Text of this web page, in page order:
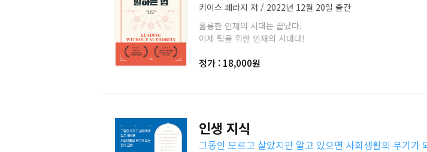
키이스 페라지 저 / 2022년 12월 20일 출간
훌륭한 인재의 시대는 끝났다.
이제 팀을 위한 인재의 시대다!
정가 : 18,000원
인생 지식
그동안 모르고 살았지만 알고 있으면 사회생활의 무기가